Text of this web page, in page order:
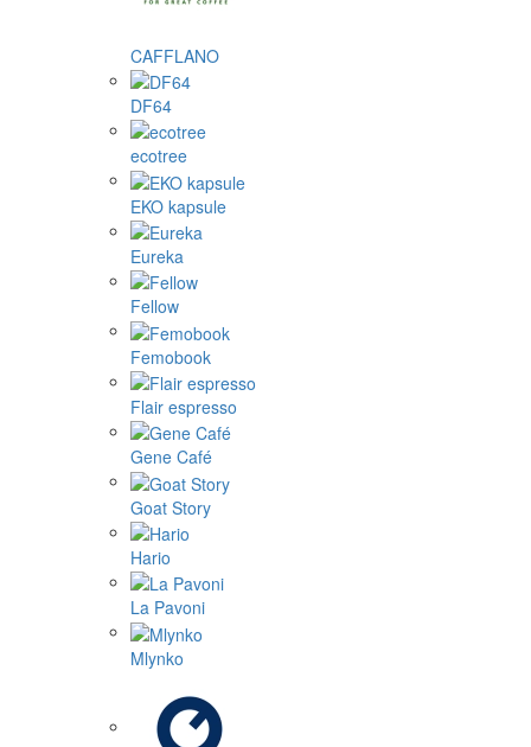
CAFFLANO
DF64
ecotree
EKO kapsule
Eureka
Fellow
Femobook
Flair espresso
Gene Café
Goat Story
Hario
La Pavoni
Mlynko